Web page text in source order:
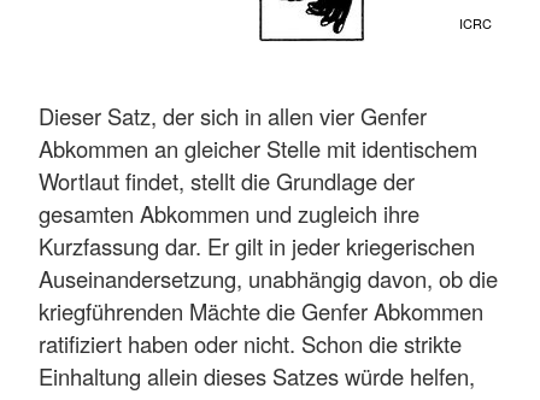
ICRC
Dieser Satz, der sich in allen vier Genfer
Abkommen an gleicher Stelle mit identischem
Wortlaut findet, stellt die Grundlage der
gesamten Abkommen und zugleich ihre
Kurzfassung dar. Er gilt in jeder kriegerischen
Auseinandersetzung, unabhängig davon, ob die
kriegführenden Mächte die Genfer Abkommen
ratifiziert haben oder nicht. Schon die strikte
Einhaltung allein dieses Satzes würde helfen,